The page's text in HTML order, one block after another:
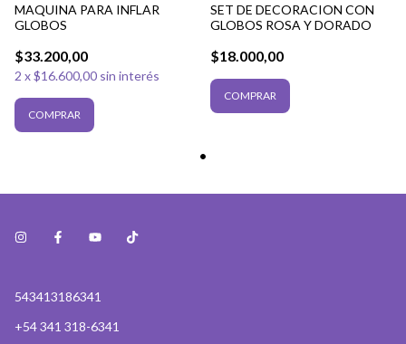
MAQUINA PARA INFLAR
GLOBOS
$33.200,00
2 x$16.600,00 sin interés
SET DE DECORACION CON
GLOBOS ROSA Y DORADO
$18.000,00
543413186341
+54 341 318-6341